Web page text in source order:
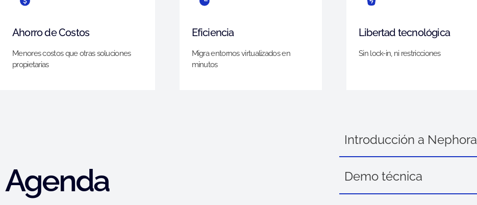
Ahorro de Costos
Menores costos que otras soluciones
propietarias
Eficiencia
Migra entornos virtualizados en
minutos
Libertad tecnológica
Sin lock-in, ni restricciones
Agenda
Introducción a Nephora
Demo técnica